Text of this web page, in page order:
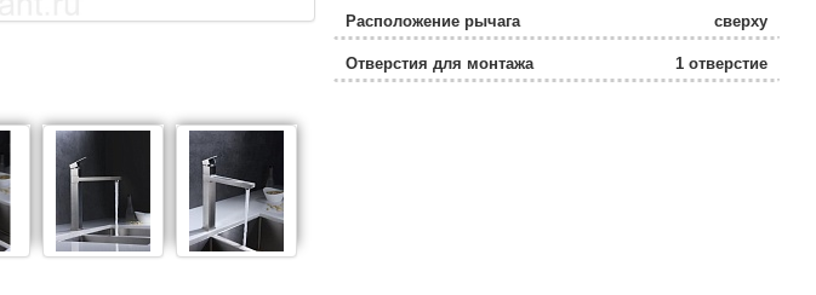
Расположение рычага сверху
Отверстия для монтажа 1 отверстие